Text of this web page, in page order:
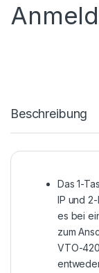
Beschreibung
Das 1-
IP und
es bei
zum
VTO-